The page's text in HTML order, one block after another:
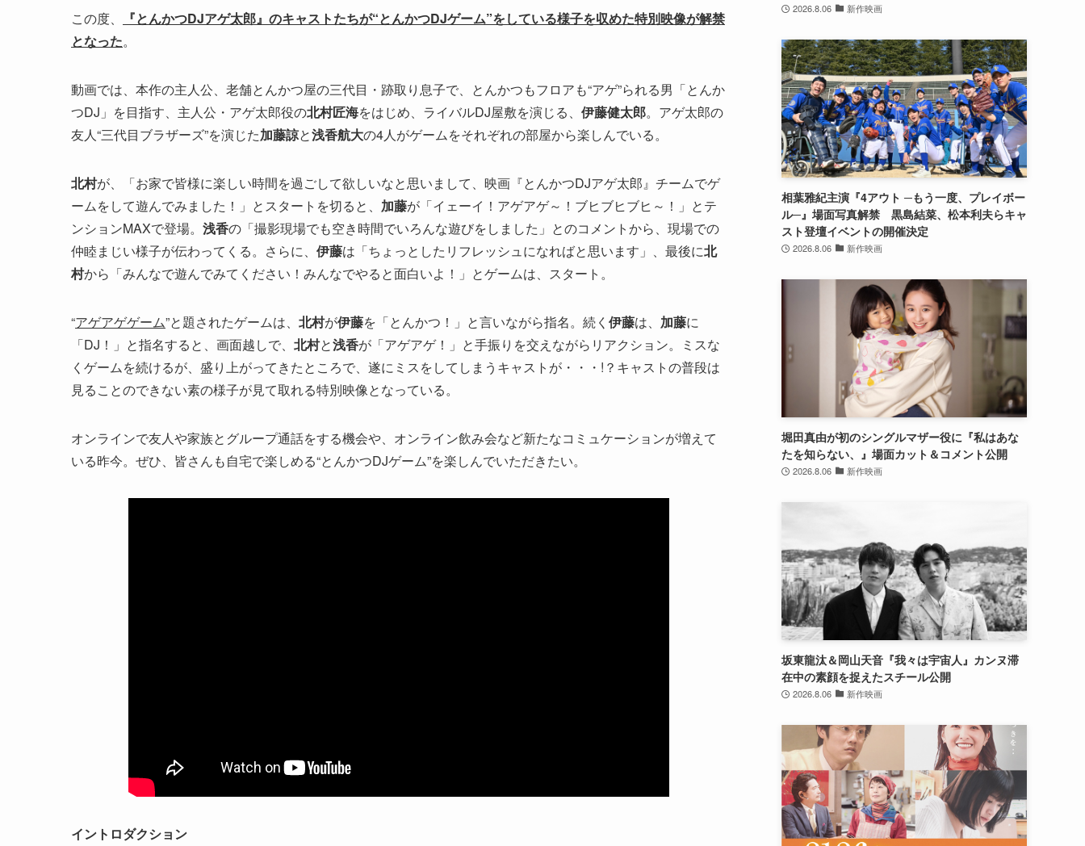
この度、
『とんかつDJアゲ太郎』のキャストたちが“とんかつDJゲーム”をしている様子を収めた特別映像が解禁
となった。
動画では、本作の主人公、老舗とんかつ屋の三代目・跡取り息子で、とんかつもフロアも“アゲ”られる男「とんか
つDJ」を目指す、主人公・アゲ太郎役の北村匠海をはじめ、ライバルDJ屋敷を演じる、 伊藤健太郎。アゲ太郎の
友人“三代目ブラザーズ”を演じた加藤諒と浅香航大の4人がゲームをそれぞれの部屋から楽しんでいる。
北村が、「お家で皆様に楽しい時間を過ごして欲しいなと思いまして、映画『とんかつDJアゲ太郎』チームでゲ
ームをして遊んでみました！」とスタートを切ると、 加藤が「イェーイ！アゲアゲ～！ブヒブヒブヒ～！」とテ
ンションMAXで登場。 浅香の「撮影現場でも空き時間でいろんな遊びをしました」とのコメントから、現場での
仲睦まじい様子が伝わってくる。さらに、 伊藤は「ちょっとしたリフレッシュになればと思います」、最後に北
村から「みんなで遊んでみてください！みんなでやると面白いよ！」とゲームは、スタート。
“アゲアゲゲーム”と題されたゲームは、 北村が伊藤を「とんかつ！」と言いながら指名。続く 伊藤は、 加藤に
「DJ！」と指名すると、画面越しで、 北村と浅香が「アゲアゲ！」と手振りを交えながらリアクション。ミスな
くゲームを続けるが、盛り上がってきたところで、遂にミスをしてしまうキャストが・・・!？キャストの普段は
見ることのできない素の様子が見て取れる特別映像となっている。
オンラインで友人や家族とグループ通話をする機会や、オンライン飲み会など新たなコミュケーションが増えて
いる昨今。ぜひ、皆さんも自宅で楽しめる“とんかつDJゲーム”を楽しんでいただきたい。
イントロダクション
2026.8.06 新作映画
相葉雅紀主演『4アウト ─もう一度、プレイボー
ル─』場面写真解禁 黒島結菜、松本利夫らキャ
スト登壇イベントの開催決定
2026.8.06 新作映画
堀田真由が初のシングルマザー役に『私はあな
たを知らない、』場面カット＆コメント公開
2026.8.06 新作映画
坂東龍汰＆岡山天音『我々は宇宙人』カンヌ滞
在中の素顔を捉えたスチール公開
2026.8.06 新作映画